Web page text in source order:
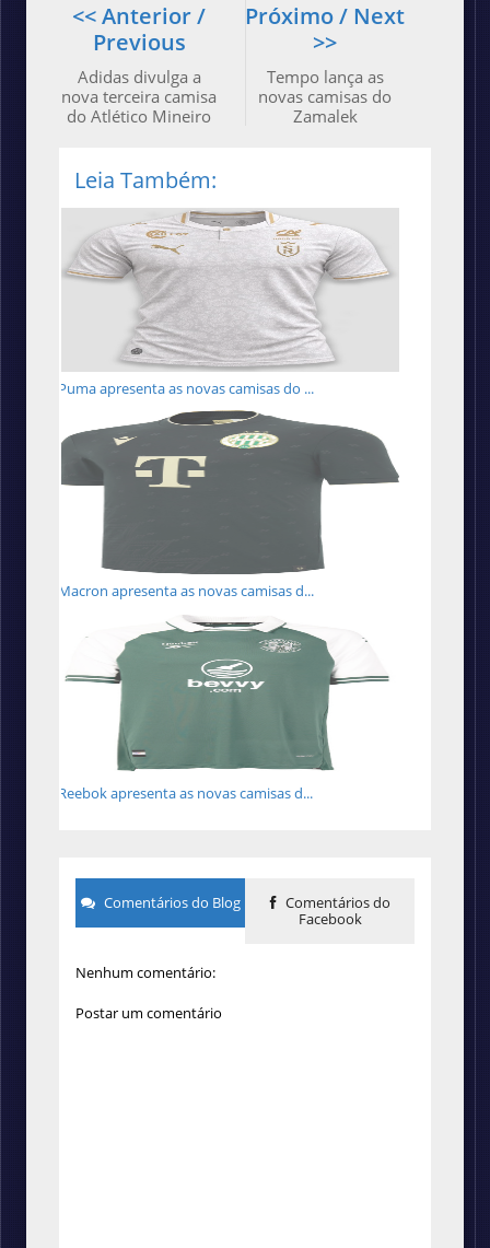
Próximo / Next
>>
Tempo lança as
novas camisas do
Zamalek
<< Anterior /
Previous
Adidas divulga a
nova terceira camisa
do Atlético Mineiro
Leia Também:
Puma apresenta as novas camisas do ...
Macron apresenta as novas camisas d...
Reebok apresenta as novas camisas d...
Comentários do Blog
Comentários do
Facebook
Nenhum comentário:
Postar um comentário